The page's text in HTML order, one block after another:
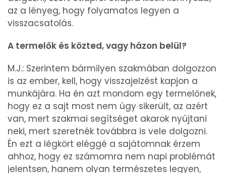
az a lényeg, hogy folyamatos legyen a
visszacsatolás.
A termelők és közted, vagy házon belül?
M.J.: Szerintem bármilyen szakmában dolgozzon
is az ember, kell, hogy visszajelzést kapjon a
munkájára. Ha én azt mondom egy termelőnek,
hogy ez a sajt most nem úgy sikerült, az azért
van, mert szakmai segítséget akarok nyújtani
neki, mert szeretnék továbbra is vele dolgozni.
Én ezt a légkört eléggé a sajátomnak érzem
ahhoz, hogy ez számomra nem napi problémát
jelentsen, hanem olyan természetes legyen,